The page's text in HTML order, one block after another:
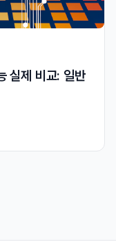
실제 비교: 일반